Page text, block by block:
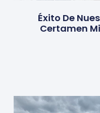
Éxito De
Certamen